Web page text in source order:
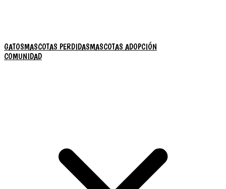
GATOSMASCOTAS PERDIDASMASCOTAS ADOPCIÓN
COMUNIDAD